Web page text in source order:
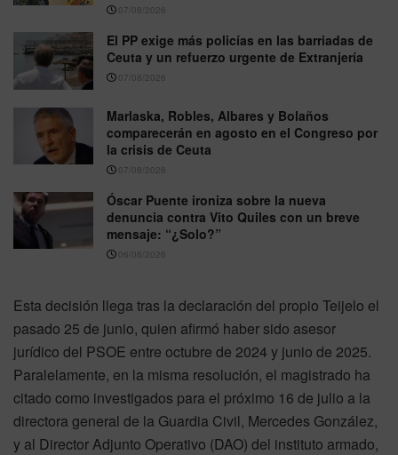
07/08/2026
El PP exige más policías en las barriadas de
Ceuta y un refuerzo urgente de Extranjería
07/08/2026
Marlaska, Robles, Albares y Bolaños
comparecerán en agosto en el Congreso por
la crisis de Ceuta
07/08/2026
Óscar Puente ironiza sobre la nueva
denuncia contra Vito Quiles con un breve
mensaje: “¿Solo?”
06/08/2026
Esta decisión llega tras la declaración del propio Teijelo el
pasado 25 de junio, quien afirmó haber sido asesor
jurídico del PSOE entre octubre de 2024 y junio de 2025.
Paralelamente, en la misma resolución, el magistrado ha
citado como investigados para el próximo 16 de julio a la
directora general de la Guardia Civil, Mercedes González,
y al Director Adjunto Operativo (DAO) del instituto armado,